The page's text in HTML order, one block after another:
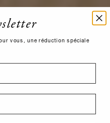
vous, une réduction spéciale